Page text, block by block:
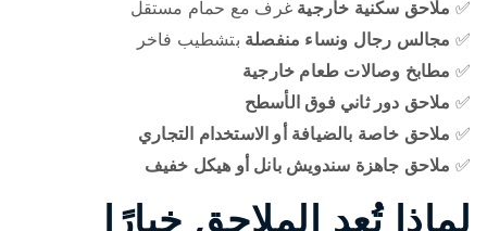
✅ ملاحق سكنية خارجية غرف مع حمام مستقل
✅ مجالس رجال ونساء منفصلة بتشطيب فاخر
✅ مطابخ وصالات طعام خارجية
✅ ملاحق دور ثاني فوق الأسطح
✅ ملاحق خاصة بالضيافة أو الاستخدام التجاري
✅ ملاحق جاهزة سندويش بانل أو هيكل خفيف
لماذا تُعد الملاحق خيارًا